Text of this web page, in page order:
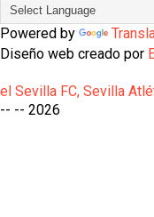
Powered by
Diseño web creado por
el Sevilla FC, Sevilla
-- -- 2026